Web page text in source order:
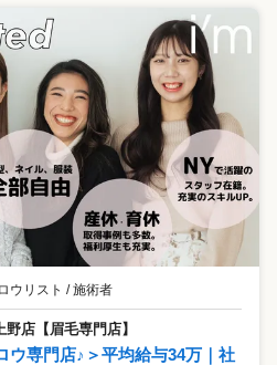
ウリスト / 施術者
店【眉毛専門店】
ウ専門店♪＞平均給与34万｜社